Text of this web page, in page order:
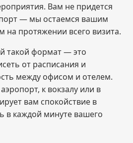
Вам не придется
— мы остаемся вашим
протяжении всего визита.
такой формат — это
от расписания и
между офисом и отелем.
к вокзалу или в
вам спокойствие в
в каждой минуте вашего